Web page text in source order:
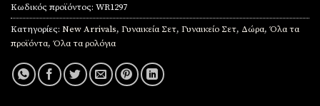
Κωδικός προϊόντος: WR1297
Κατηγορίες: New Arrivals, Γυναικεία Σετ, Γυναικείο Σετ, Δώρα, Όλα τα
προϊόντα, Όλα τα ρολόγια